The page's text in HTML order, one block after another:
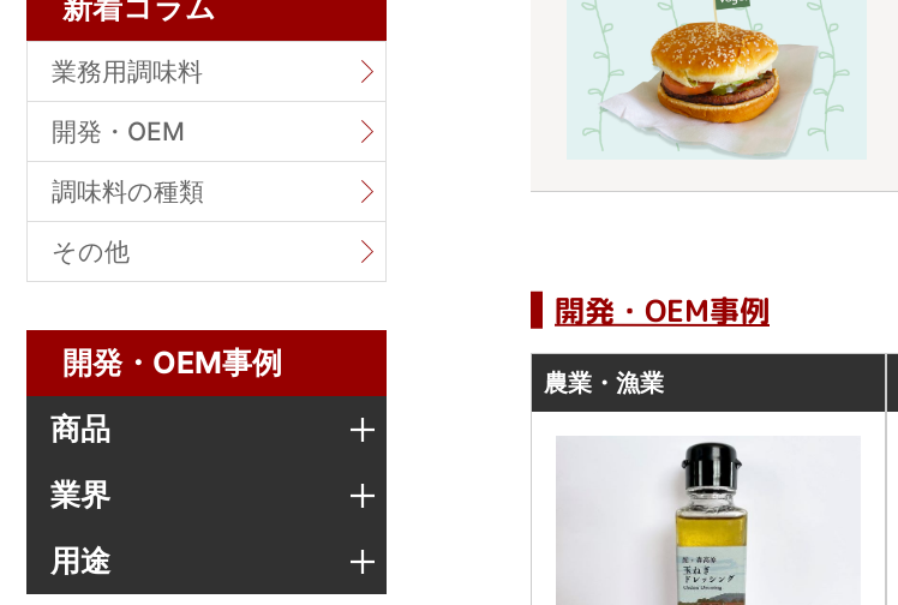
開発・OEM事例
農業・漁業
業務用調味料
開発・OEM
調味料の種類
その他
開発・OEM事例
商品
業界
用途